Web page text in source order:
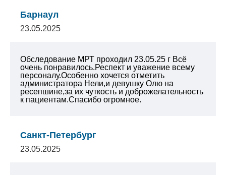
Барнаул
23.05.2025
Обследование МРТ проходил 23.05.25 г Всё
очень понравилось.Респект и уважение всему
персоналу.Особенно хочется отметить
администратора Нели,и девушку Олю на
ресепшине,за их чуткость и доброжелательность
к пациентам.Спасибо огромное.
Санкт-Петербург
23.05.2025